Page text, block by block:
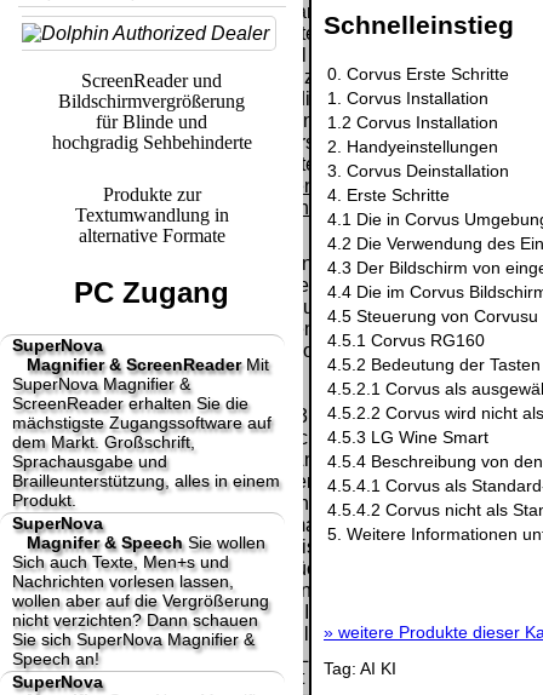
Schnelleinstieg
0. Corvus Erste Schritte
1. Corvus Installation
1.2 Corvus Installation
2. Handyeinstellungen
3. Corvus Deinstallation
4. Erste Schritte
4.1 Die in Corvus
4.2 Die Verwendung des
4.3 Der Bildschirm von
4.4 Die im Corvus
4.5 Steuerung von Corvusu
4.5.1 Corvus RG160
4.5.2 Bedeutung der
4.5.2.1 Corvus als
4.5.2.2 Corvus wird nicht
4.5.3 LG Wine Smart
4.5.4 Beschreibung von
4.5.4.1 Corvus als
4.5.4.2 Corvus nicht als
5. Weitere Informationen
» weitere Produkte dieser
Tag: AI KI
ScreenReader und
Bildschirmvergrößerung
für Blinde und
hochgradig Sehbehinderte
Produkte zur
Textumwandlung in
alternative Formate
PC Zugang
SuperNova
Magnifier & ScreenReaderMit
SuperNova Magnifier &
ScreenReader erhalten Sie die
mächstigste Zugangssoftware auf
dem Markt. Großschrift,
Sprachausgabe und
Brailleunterstützung, alles in einem
Produkt.
SuperNova
Magnifer & SpeechSie wollen
Sich auch Texte, Men+s und
Nachrichten vorlesen lassen,
wollen aber auf die Vergrößerung
nicht verzichten? Dann schauen
Sie sich SuperNova Magnifier &
Speech an!
SuperNova
Der Versand erfolgt
als versichertes
Selbstabholung
vom Büro oder
von
0.00 €
Versandart
erhalten Sie per
Email z.B. einen
Lizenzschlüssel
und die
Rechnung /
Lieferschein. Sie
erhalten also
keinen
Datenträger.
Die in diesem Dokument genannten
Warenzeichen sind Eigentum der jeweiligen
Firmen. Preisänderungen, Irrtümer und
technische Änderungen vorbehalten.
letzte Änderung: 13. Juli 2026 fluSoft Spezial
Computer Technik,
Mit einem Urteil vom 12.05.1998 - 312 O 85/98 -
Haftung für Links hat das Landgericht Hamburg
entschieden, dass man durch die Anbringung
eines Links, die Inhalte der gelinkten Seite ggf.
mit zu verantworten hat. Dieses kann nur
dadurch verhindert werden, dass man sich
ausdrücklich von diesen Inhalten distanziert.
Hiermit distanzieren wir uns ausdrücklich von
allen Inhalten, aller gelinkten Seiten auf unserer
Homepage und machen uns diese Inhalte nicht
zu eigen. Diese Erklärung gilt für alle auf
unserer Homepage angebrachten Links.
Die Europäische Kommission stellt eine
2026
Wir sind
[ 28768 ]